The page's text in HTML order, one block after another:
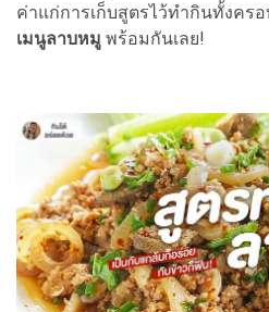
ค่าแก่การเก็บสูตรไว้ทำกินทั้งคร
เมนูลาบหมู พร้อมกันเลย!